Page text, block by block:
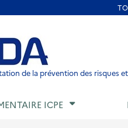
de page
de la prévention des risques
ICPE